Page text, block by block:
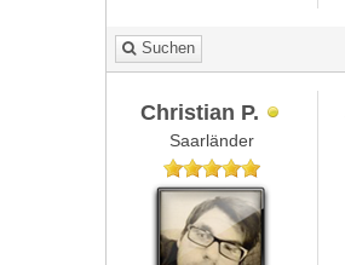
Suchen
Christian P.
Saarländer